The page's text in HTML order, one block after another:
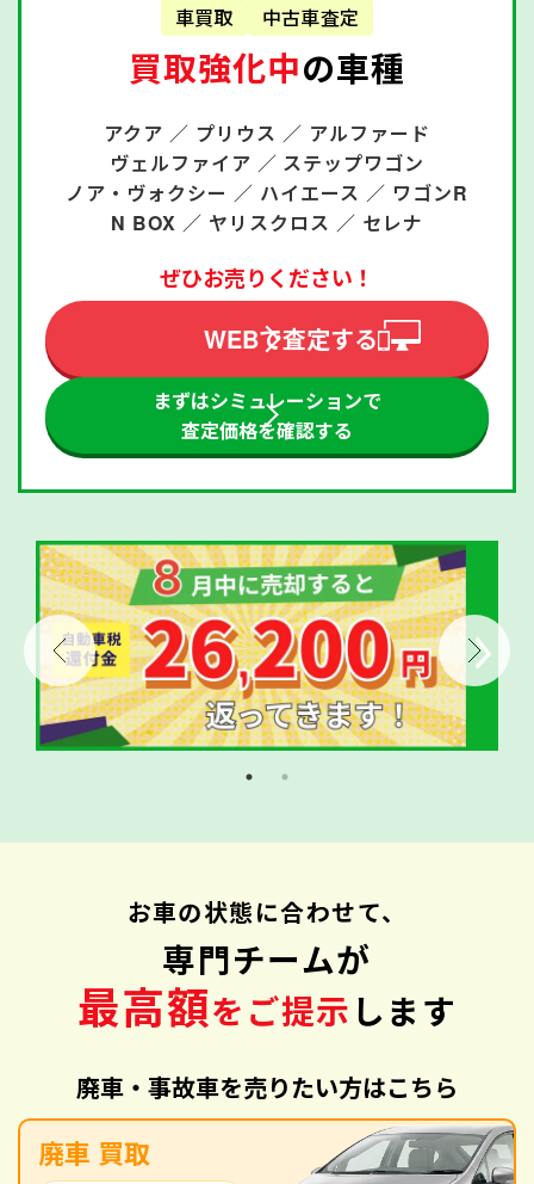
車買取 中古車査定
買取強化中の車種
アクア ／ プリウス ／ アルファード
ヴェルファイア ／ ステップワゴン
ノア・ヴォクシー ／ ハイエース ／ ワゴンR
N BOX ／ ヤリスクロス ／ セレナ
ぜひお売りください！
WEBで査定する
まずはシミュレーションで
査定価格を確認する
お車の状態に合わせて、
専門チームが
最高額をご提示 します
廃車・事故車を売りたい方はこちら
廃車 買取